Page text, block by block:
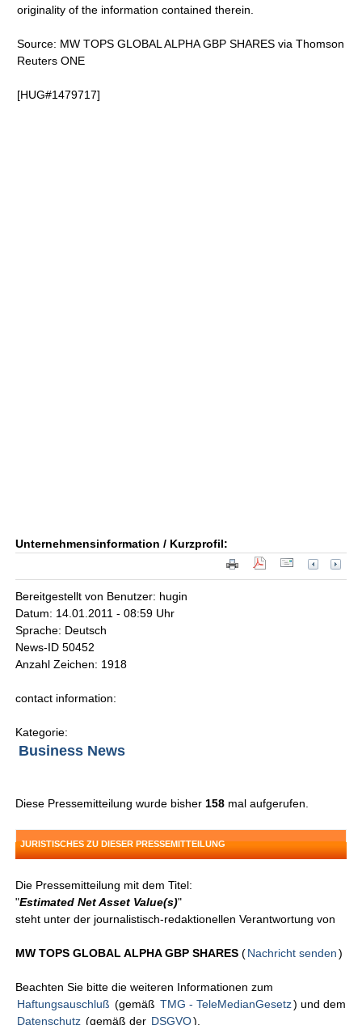
originality of the information contained therein.
Source: MW TOPS GLOBAL ALPHA GBP SHARES via Thomson
Reuters ONE
[HUG#1479717]
Unternehmensinformation / Kurzprofil:
Bereitgestellt von Benutzer: hugin
Datum: 14.01.2011 - 08:59 Uhr
Sprache: Deutsch
News-ID 50452
Anzahl Zeichen: 1918
contact information:
Kategorie:
Business News
Diese Pressemitteilung wurde bisher 158 mal aufgerufen.
JURISTISCHES ZU DIESER PRESSEMITTEILUNG
Die Pressemitteilung mit dem Titel:
"Estimated Net Asset Value(s)"
steht unter der journalistisch-redaktionellen Verantwortung von
MW TOPS GLOBAL ALPHA GBP SHARES(Nachricht senden )
Beachten Sie bitte die weiteren Informationen zum
Haftungsauschluß (gemäß TMG - TeleMedianGesetz) und dem
Datenschutz (gemäß der DSGVO).